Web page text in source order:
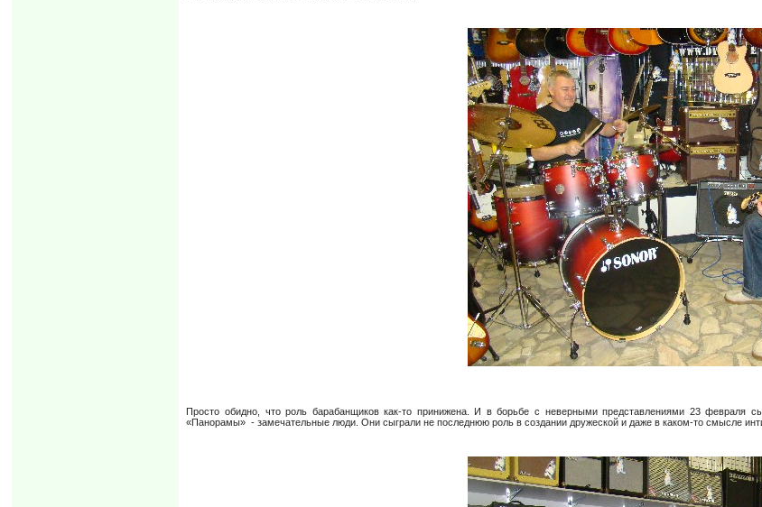
Просто обидно, что роль барабанщиков как-то принижена. И в борьбе с неверными представлениями 23 февраля
«Панорамы» - замечательные люди. Они сыграли не последнюю роль в создании дружеской и даже в каком-то смысле